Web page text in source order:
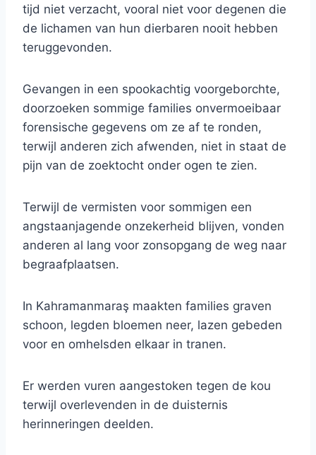
tijd niet verzacht, vooral niet voor degenen die
de lichamen van hun dierbaren nooit hebben
teruggevonden.
Gevangen in een spookachtig voorgeborchte,
doorzoeken sommige families onvermoeibaar
forensische gegevens om ze af te ronden,
terwijl anderen zich afwenden, niet in staat de
pijn van de zoektocht onder ogen te zien.
Terwijl de vermisten voor sommigen een
angstaanjagende onzekerheid blijven, vonden
anderen al lang voor zonsopgang de weg naar
begraafplaatsen.
In Kahramanmaraş maakten families graven
schoon, legden bloemen neer, lazen gebeden
voor en omhelsden elkaar in tranen.
Er werden vuren aangestoken tegen de kou
terwijl overlevenden in de duisternis
herinneringen deelden.